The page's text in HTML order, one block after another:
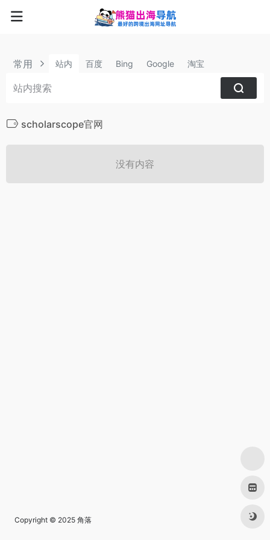
常用 站内 百度 Bing Google 淘宝
scholarscope官网
没有内容
Copyright © 2025 角落